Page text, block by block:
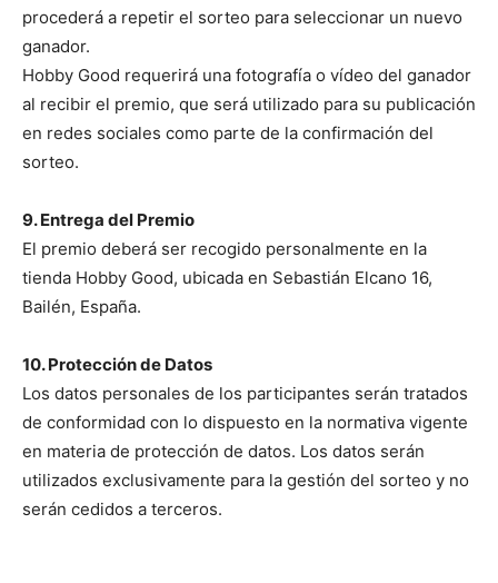
procederá a repetir el sorteo para seleccionar un nuevo
ganador.
Hobby Good requerirá una fotografía o vídeo del ganador
al recibir el premio, que será utilizado para su publicación
en redes sociales como parte de la confirmación del
sorteo.
9. Entrega del Premio
El premio deberá ser recogido personalmente en la
tienda Hobby Good, ubicada en Sebastián Elcano 16,
Bailén, España.
10. Protección de Datos
Los datos personales de los participantes serán tratados
de conformidad con lo dispuesto en la normativa vigente
en materia de protección de datos. Los datos serán
utilizados exclusivamente para la gestión del sorteo y no
serán cedidos a terceros.